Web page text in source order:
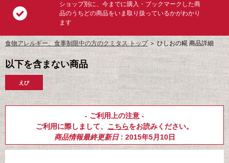
ショップ別に、今までに購入・ブックマークした商
品のうちどの商品をいま取り扱っているかがわかり
ます
食物アレルギー、食事制限中の方のクミタス トップ＞ひしおの糀 商品詳細
以下を含まない商品
えび
- ご利用上の注意 -
ご利用に際しまして、 こちらをお読みください。
商品情報最終更新日: 2015年5月10日